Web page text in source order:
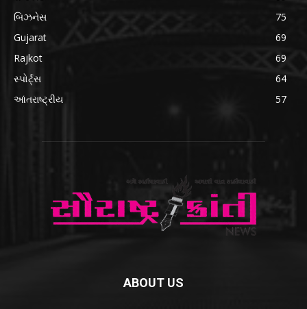
બિઝનેસ
75
Gujarat
69
Rajkot
69
સ્પોર્ટ્સ
64
આંતરાષ્ટ્રીય
57
ABOUT US